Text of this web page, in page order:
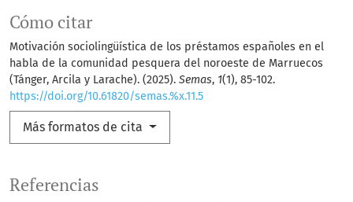
Cómo citar
Motivación sociolingüística de los préstamos españoles en el
habla de la comunidad pesquera del noroeste de Marruecos
(Tánger, Arcila y Larache). (2025). Semas, 1(1), 85-102.
https://doi.org/10.61820/semas.%x.11.5
Más formatos de cita
Referencias